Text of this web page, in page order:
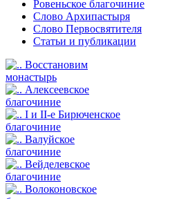
Ровеньское благочиние
Слово Архипастыря
Слово Первосвятителя
Статьи и публикации
Восстановим
монастырь
Алексеевское
благочиние
I и II-е Бирюченское
благочиние
Валуйское
благочиние
Вейделевское
благочиние
Волоконовское